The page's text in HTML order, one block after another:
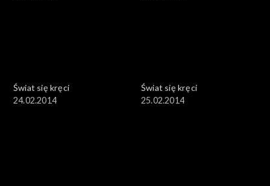
Świat się kręci
24.02.2014
Świat się kręci
25.02.2014